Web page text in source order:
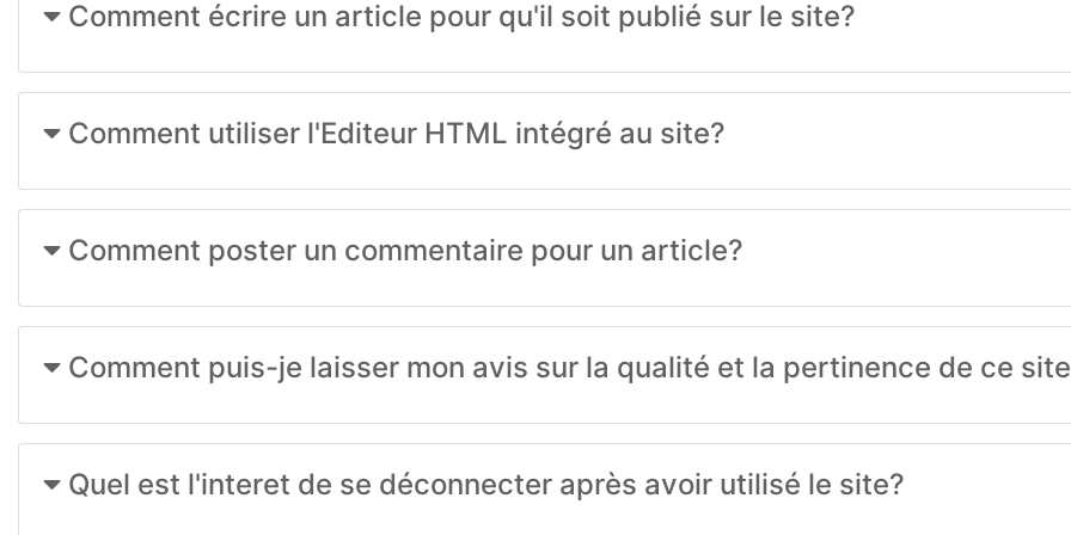
Comment écrire un article pour qu'il soit publié sur le site?
Comment utiliser l'Editeur HTML intégré au site?
Comment poster un commentaire pour un article?
Comment puis-je laisser mon avis sur la qualité et la pertinence de ce
Quel est l'interet de se déconnecter après avoir utilisé le site?